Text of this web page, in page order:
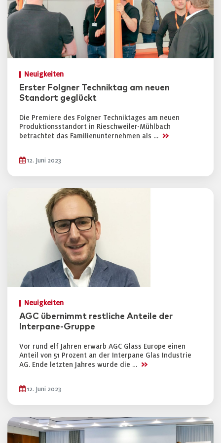
Neuigkeiten
Erster Folgner Techniktag am neuen
Standort geglückt
Die Premiere des Folgner Techniktages am neuen
Produktionsstandort in Rieschweiler-Mühlbach
betrachtet das Familienunternehmen als … >>
12. Juni 2023
Neuigkeiten
AGC übernimmt restliche Anteile der
Interpane-Gruppe
Vor rund elf Jahren erwarb AGC Glass Europe einen
Anteil von 51 Prozent an der Interpane Glas Industrie
AG. Ende letzten Jahres wurde die … >>
12. Juni 2023